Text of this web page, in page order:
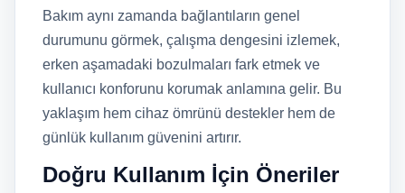
Bakım aynı zamanda bağlantıların genel
durumunu görmek, çalışma dengesini izlemek,
erken aşamadaki bozulmaları fark etmek ve
kullanıcı konforunu korumak anlamına gelir. Bu
yaklaşım hem cihaz ömrünü destekler hem de
günlük kullanım güvenini artırır.
Doğru Kullanım İçin Öneriler